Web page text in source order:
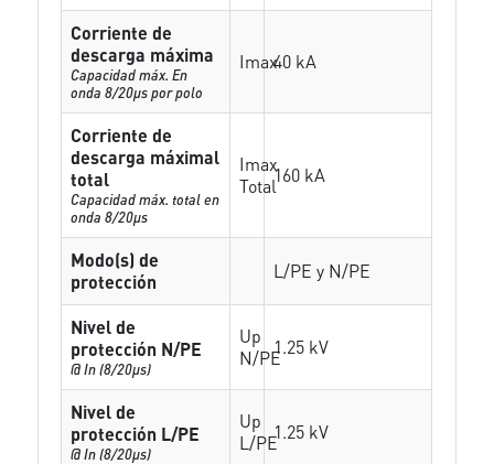
Corriente de
descarga máxima
Capacidad máx. En
onda 8/20µs por polo
Imax40 kA
Corriente de
descarga máximal
total
Capacidad máx. total en
onda 8/20µs
Imax
Total160 kA
Modo(s) de
protección
L/PE y N/PE
Nivel de
protección N/PE
@ In (8/20µs)
Up
N/PE1.25 kV
Nivel de
protección L/PE
@ In (8/20µs)
Up
L/PE1.25 kV